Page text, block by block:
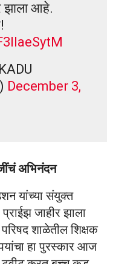
झाला आहे.
December 3,
अभिनंदन
यांच्या संयुक्त
प्राईझ जाहीर झाला
शाळेतील शिक्षक
हा पुरस्कार आज